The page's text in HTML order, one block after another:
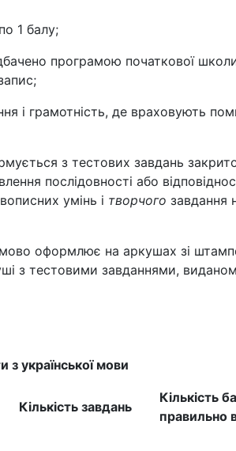
1 балу;
програмою початкової
і грамотність, де враховують
з тестових завдань
послідовності або
умінь і творчого завдання
оформлює на аркушах зі
з тестовими завданнями,
з української мови
Кількість завдань
Кількість
правильно